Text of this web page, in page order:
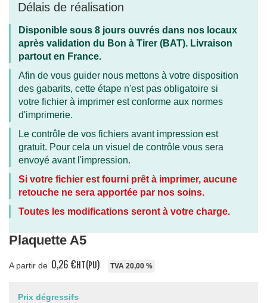
Délais de réalisation
Disponible sous 8 jours ouvrés dans nos locaux
après validation du Bon à Tirer (BAT). Livraison
partout en France.
Afin de vous guider nous mettons à votre disposition
des gabarits, cette étape n'est pas obligatoire si
votre fichier à imprimer est conforme aux normes
d'imprimerie.
Le contrôle de vos fichiers avant impression est
gratuit. Pour cela un visuel de contrôle vous sera
envoyé avant l'impression.
Si votre fichier est fourni prêt à imprimer, aucune
retouche ne sera apportée par nos soins.
Toutes les modifications seront à votre charge.
Plaquette A5
A partir de 0,26 €HT(PU) TVA 20,00 %
Prix dégressifs